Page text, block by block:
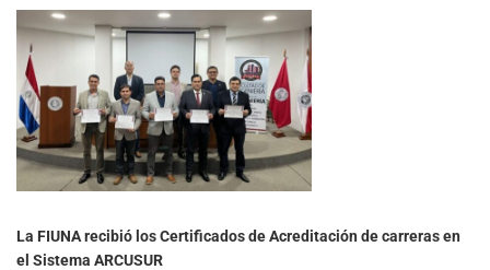
La FIUNA recibió los Certificados de Acreditación de carreras en
el Sistema ARCUSUR